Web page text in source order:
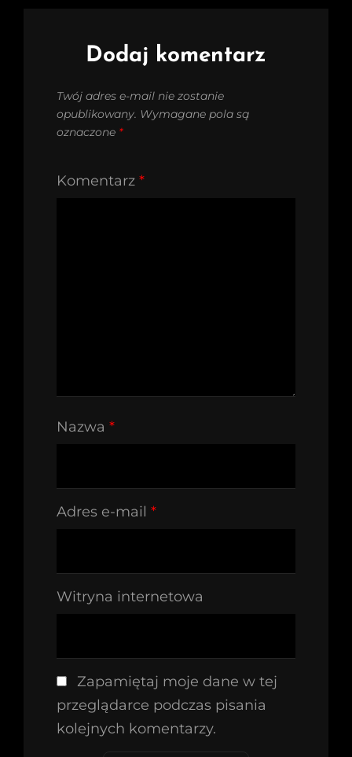
Dodaj komentarz
Twój adres e-mail nie zostanie
opublikowany. Wymagane pola są
oznaczone *
Komentarz *
Nazwa *
Adres e-mail *
Witryna internetowa
Zapamiętaj moje dane w tej
przeglądarce podczas pisania
kolejnych komentarzy.